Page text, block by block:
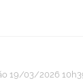
19/03/2026